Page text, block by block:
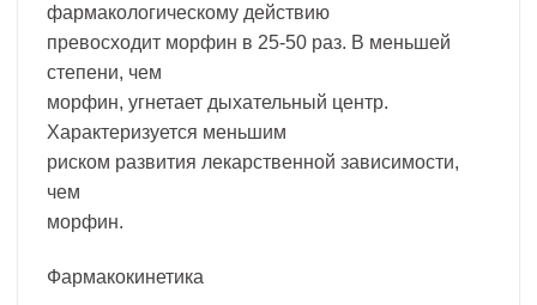
фармакологическому действию
превосходит морфин в 25-50 раз. В меньшей
степени, чем
морфин, угнетает дыхательный центр.
Характеризуется меньшим
риском развития лекарственной зависимости,
чем
морфин.
Фармакокинетика